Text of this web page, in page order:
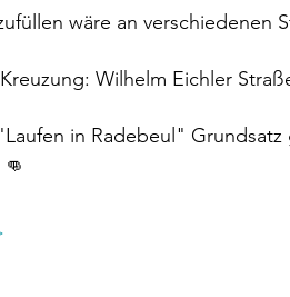
wäre an verschiedenen
Wilhelm Eichler
in Radebeul"